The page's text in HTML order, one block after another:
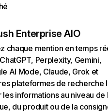
Enterprise AIO
chaque mention en temps
Perplexity, Gemini,
AI Mode, Claude, Grok et
plateformes de recherche
les informations au niveau de
du produit ou de la